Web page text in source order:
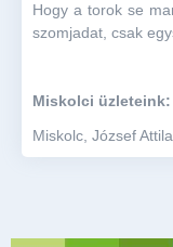
Hogy a torok se
szomjadat, csak
Miskolci üzleteink:
Miskolc, József